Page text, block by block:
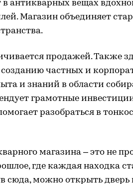
антикварных вещах
Магазин объединяет
продажей. Также
частных и
и знаний в области
грамотные
разобраться в
магазина – это не
где каждая находка
сюда, можно открыть дверь